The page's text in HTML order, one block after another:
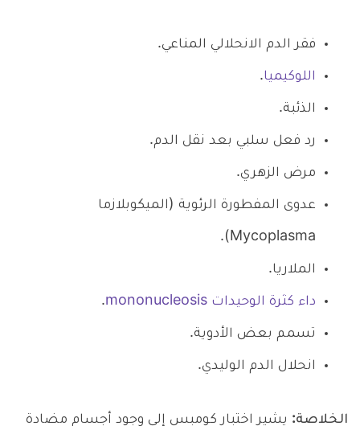
فقر الدم الانحلالي المناعي.
اللوكيميا.
الذئبة.
رد فعل سلبي بعد نقل الدم.
مرض الزهري.
عدوى المفطورة الرئوية (الميكوبلازما
Mycoplasma).
الملاريا.
داء كثرة الوحيدات mononucleosis .
تسمم بعض الأدوية.
انحلال الدم الوليدي.
الخلاصة: يشير اختبار كومبس إلى وجود أجسام مضادة